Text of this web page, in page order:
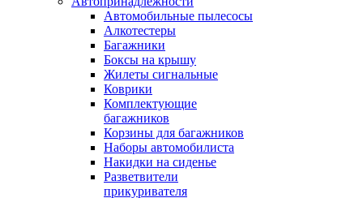
Автомобильные пылесосы
Алкотестеры
Багажники
Боксы на крышу
Жилеты сигнальные
Коврики
Комплектующие
багажников
Корзины для багажников
Наборы автомобилиста
Накидки на сиденье
Разветвители
прикуривателя